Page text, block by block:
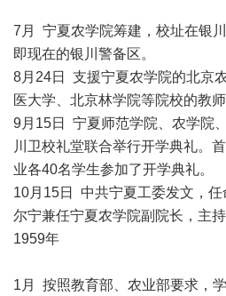
7月 宁夏农学院筹建，校址在银
即现在的银川警备区。
8月24日 支援宁夏农学院的北京
医大学、北京林学院等院校的教师
9月15日 宁夏师范学院、农学院
川卫校礼堂联合举行开学典礼。
业各40名学生参加了开学典礼。
10月15日 中共宁夏工委发文，
尔宁兼任宁夏农学院副院长，主持
1959年
1月 按照教育部、农业部要求，